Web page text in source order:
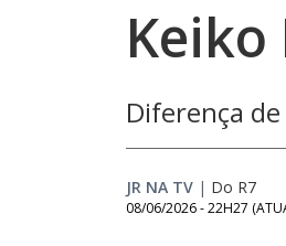
Diferença
JR NA TV | Do R7
08/06/2026 - 22H27